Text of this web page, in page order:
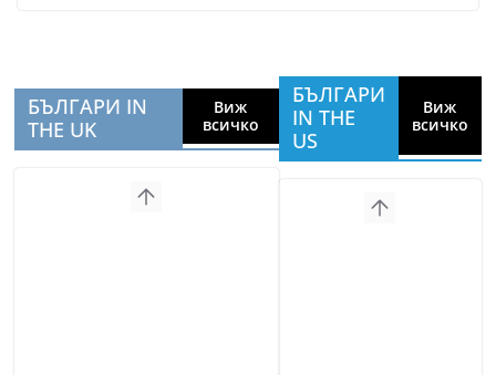
БЪЛГАРИ IN
THE UK
Виж
всичко
БЪЛГАРИ
IN THE
US
Виж
всичко